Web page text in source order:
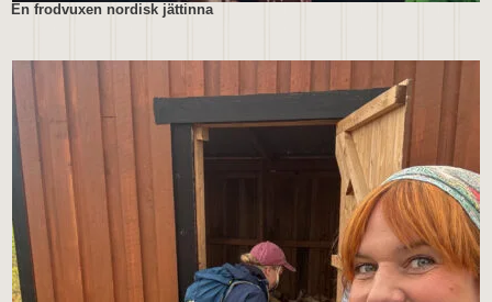
En frodvuxen nordisk jättinna